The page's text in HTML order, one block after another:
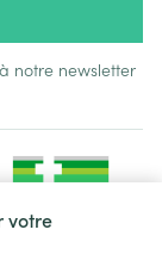
votre
notre newsletter